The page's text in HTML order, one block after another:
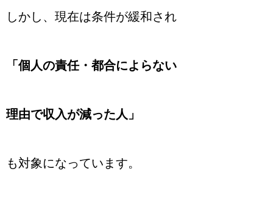
しかし、現在は条件が緩和され
「個人の責任・都合によらない
理由で収入が減った人」
も対象になっています。